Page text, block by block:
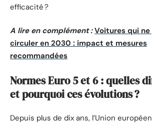
efficacité ?
A lire en complément : Voitures qui
circuler en 2030 : impact et mesures
recommandées
Normes Euro 5 et 6 : quelles
et pourquoi ces évolutions ?
Depuis plus de dix ans, l’Union